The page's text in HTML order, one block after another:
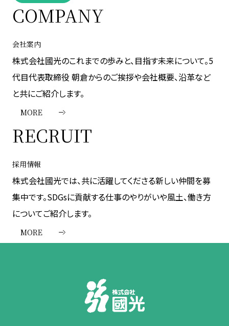
COMPANY
会社案内
株式会社國光のこれまでの歩みと、目指す未来について。5
代目代表取締役 朝倉からのご挨拶や会社概要、沿革など
と共にご紹介します。
MORE
RECRUIT
採用情報
株式会社國光では、共に活躍してくださる新しい仲間を募
集中です。SDGsに貢献する仕事のやりがいや風土、働き方
についてご紹介します。
MORE